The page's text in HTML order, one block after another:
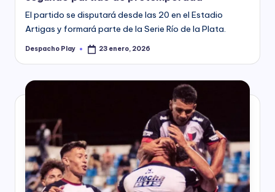
El partido se disputará desde las 20 en el Estadio
Artigas y formará parte de la Serie Río de la Plata.
Posted
Despacho Play 23 enero, 2026